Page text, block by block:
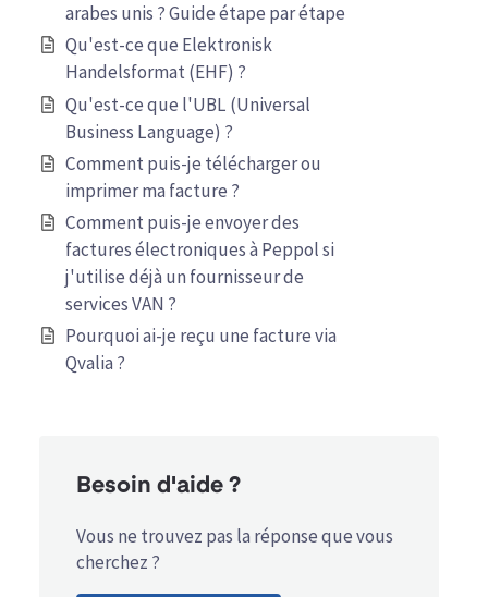
arabes unis ? Guide étape par étape
Qu'est-ce que Elektronisk
Handelsformat (EHF) ?
Qu'est-ce que l'UBL (Universal
Business Language) ?
Comment puis-je télécharger ou
imprimer ma facture ?
Comment puis-je envoyer des
factures électroniques à Peppol si
j'utilise déjà un fournisseur de
services VAN ?
Pourquoi ai-je reçu une facture via
Qvalia ?
Besoin d'aide ?
Vous ne trouvez pas la réponse que vous
cherchez ?